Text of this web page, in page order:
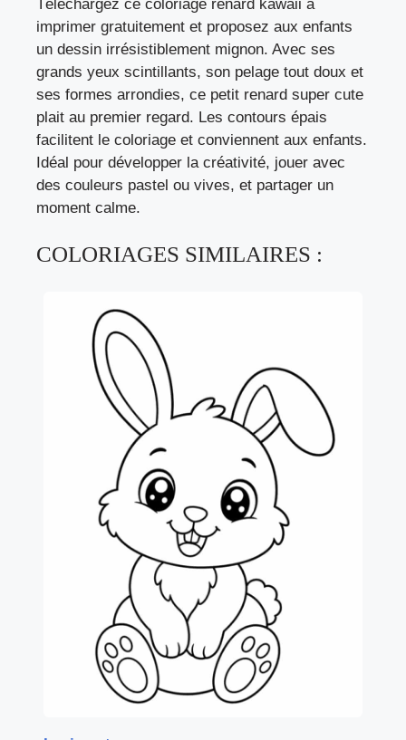
Téléchargez ce coloriage renard kawaii à
imprimer gratuitement et proposez aux enfants
un dessin irrésistiblement mignon. Avec ses
grands yeux scintillants, son pelage tout doux et
ses formes arrondies, ce petit renard super cute
plait au premier regard. Les contours épais
facilitent le coloriage et conviennent aux enfants.
Idéal pour développer la créativité, jouer avec
des couleurs pastel ou vives, et partager un
moment calme.
COLORIAGES SIMILAIRES :